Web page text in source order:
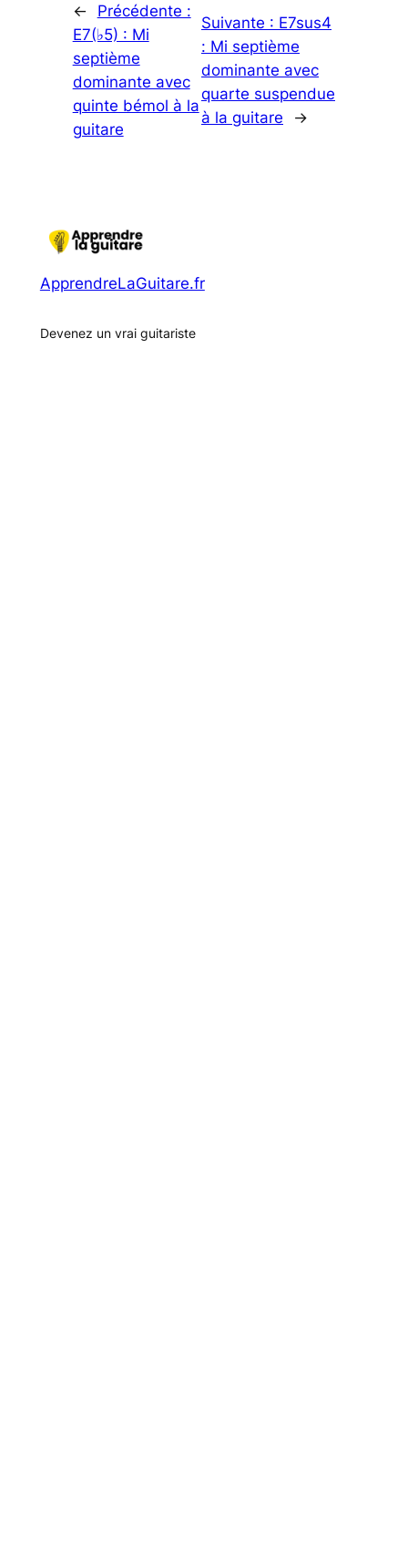
←
Précédente :
E7(♭5) : Mi
septième
dominante avec
quinte bémol à la
guitare
Suivante : E7sus4
: Mi septième
dominante avec
quarte suspendue
à la guitare
→
ApprendreLaGuitare.fr
Devenez un vrai guitariste